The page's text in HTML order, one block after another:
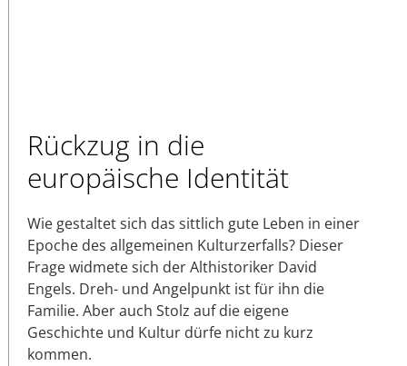
Rückzug in die
europäische Identität
Wie gestaltet sich das sittlich gute Leben in einer
Epoche des allgemeinen Kulturzerfalls? Dieser
Frage widmete sich der Althistoriker David
Engels. Dreh- und Angelpunkt ist für ihn die
Familie. Aber auch Stolz auf die eigene
Geschichte und Kultur dürfe nicht zu kurz
kommen.